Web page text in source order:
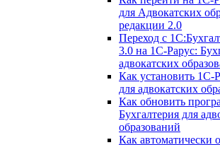
для Адвокатских
редакции 2.0
Переход с
3.0 на 1С-Рарус:
адвокатских
Как установить 1С-
для адвокатских
Как обновить
Бухгалтерия для
образований
Как автоматически